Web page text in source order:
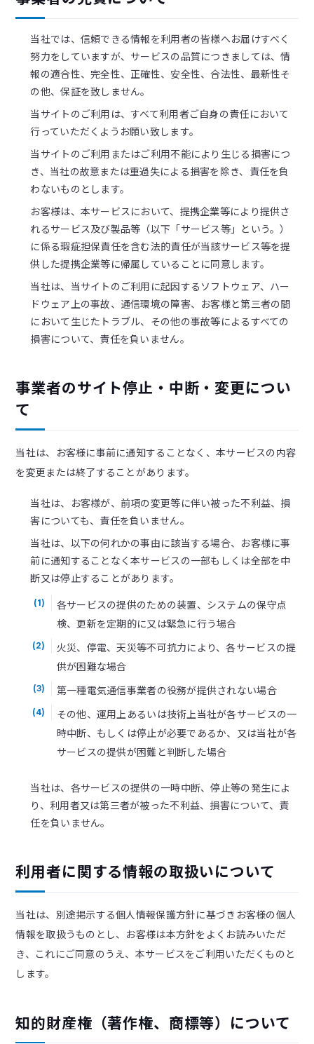
当社では、信頼できる情報を利用者の皆様へお届けすべく
努力をしていますが、サービスの品質につきましては、情
報の適合性、完全性、正確性、安全性、合法性、最新性そ
の他、保証を致しません。
当サイトのご利用は、すべて利用者ご自身の責任において
行っていただくようお願い致します。
当サイトのご利用またはご利用不能により生じる損害につ
き、当社の故意または重過失による損害を除き、責任を負
わないものとします。
お客様は、本サービスにおいて、提携企業等により提供さ
れるサービス及び製品等（以下「サービス等」という。）
に係る瑕疵担保責任を含む法的責任が当該サービス等を提
供した提携企業等に帰属していることに同意します。
当社は、当サイトのご利用に起因するソフトウェア、ハー
ドウェア上の事故、通信環境の障害、お客様と第三者の間
において生じたトラブル、その他の事故等によるすべての
損害について、責任を負いません。
事業者のサイト停止・中断・変更につい
て
当社は、お客様に事前に通知することなく、本サービスの内容
を変更または終了することがあります。
当社は、お客様が、前項の変更等に伴い被った不利益、損
害についても、責任を負いません。
当社は、以下の何れかの事由に該当する場合、お客様に事
前に通知することなく本サービスの一部もしくは全部を中
断又は停止することがあります。
(1)
各サービスの提供のための装置、システムの保守点
検、更新を定期的に又は緊急に行う場合
(2)
火災、停電、天災等不可抗力により、各サービスの提
供が困難な場合
(3) 第一種電気通信事業者の役務が提供されない場合
(4)
その他、運用上あるいは技術上当社が各サービスの一
時中断、もしくは停止が必要であるか、又は当社が各
サービスの提供が困難と判断した場合
当社は、各サービスの提供の一時中断、停止等の発生によ
り、利用者又は第三者が被った不利益、損害について、責
任を負いません。
利用者に関する情報の取扱いについて
当社は、別途掲示する個人情報保護方針に基づきお客様の個人
情報を取扱うものとし、お客様は本方針をよくお読みいただ
き、これにご同意のうえ、本サービスをご利用いただくものと
します。
知的財産権（著作権、商標等）について